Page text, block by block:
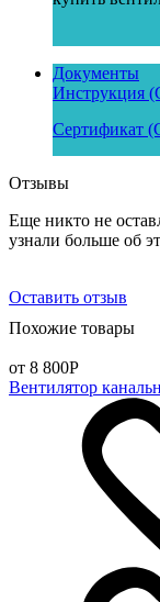
Документы
Инструкция
Сертификат
Отзывы
Еще никто не
узнали больше об
Оставить отзыв
Похожие товары
от 8 800Р
Вентилятор